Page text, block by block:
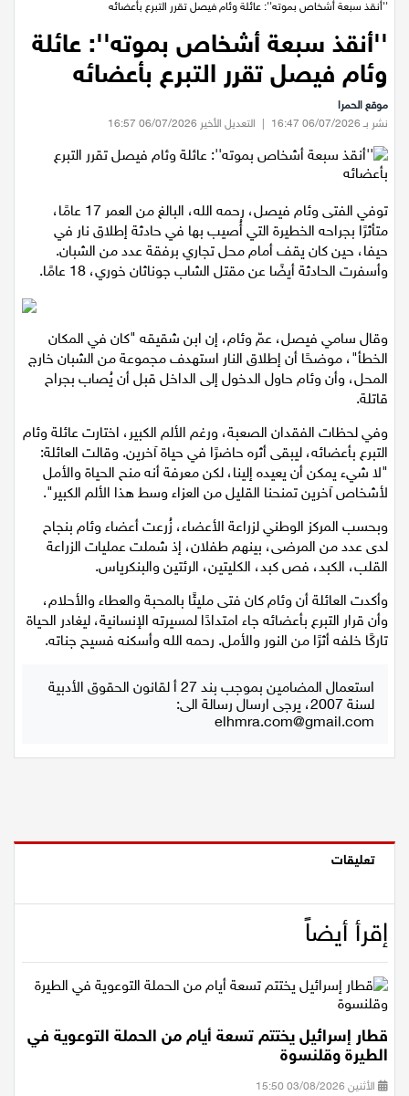
عيلبون
دير حنا
سخنين
عرابة
اخبار عالمية
رياضة
رياضة عالمية
تقارير خاصة
اقتصاد
مقالات
مطبخ
صحة وطب
مجلة الحمرا
تكنولوجيا
الرئيسية / اخبار محلية
/
''أنقذ سبعة أشخاص بموته'': عائلة
وئام فيصل تقرر التبرع بأعضائه
موقع الحمرا
توفي الفتى وئام فيصل، رحمه الله، البالغ من العمر 17 عامًا،
متأثرًا بجراحه الخطيرة التي أُصيب بها في حادثة إطلاق نار في
حيفا، حين كان يقف أمام محل تجاري برفقة عدد من الشبان.
وقال سامي فيصل، عمّ وئام، إن ابن شقيقه "كان في المكان
الخطأ"، موضحًا أن إطلاق النار استهدف مجموعة من الشبان خارج
المحل، وأن وئام حاول الدخول إلى الداخل قبل أن يُصاب بجراح
وفي لحظات الفقدان الصعبة، ورغم الألم الكبير، اختارت عائلة وئام
التبرع بأعضائه، ليبقى أثره حاضرًا في حياة آخرين. وقالت العائلة:
"لا شيء يمكن أن يعيده إلينا، لكن معرفة أنه منح الحياة والأمل
وبحسب المركز الوطني لزراعة الأعضاء، زُرعت أعضاء وئام بنجاح
لدى عدد من المرضى، بينهم طفلان، إذ شملت عمليات الزراعة
وأكدت العائلة أن وئام كان فتى مليئًا بالمحبة والعطاء والأحلام،
وأن قرار التبرع بأعضائه جاء امتدادًا لمسيرته الإنسانية، ليغادر الحياة
استعمال المضامين بموجب بند 27 أ لقانون الحقوق الأدبية
لسنة 2007، يرجى ارسال رسالة الى:
إقرأ أيضاً
قطار إسرائيل يختتم تسعة أيام من الحملة التوعوية في
الطيرة وقلنسوة